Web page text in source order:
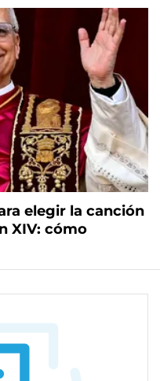
elegir la canción
XIV: cómo